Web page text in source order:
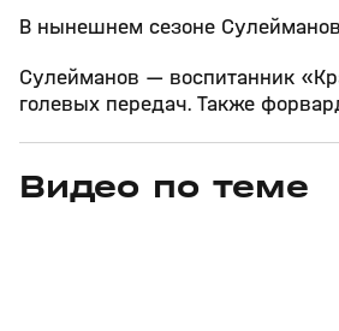
В нынешнем сезоне
Сулейманов — воспитанник
голевых передач. Также
Видео по теме
31 июл, 17:10